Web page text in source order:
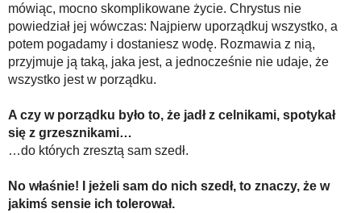
mówiąc, mocno skomplikowane życie. Chrystus nie
powiedział jej wówczas: Najpierw uporządkuj wszystko, a
potem pogadamy i dostaniesz wodę. Rozmawia z nią,
przyjmuje ją taką, jaka jest, a jednocześnie nie udaje, że
wszystko jest w porządku.
A czy w porządku było to, że jadł z celnikami, spotykał
się z grzesznikami…
…do których zresztą sam szedł.
No właśnie! I jeżeli sam do nich szedł, to znaczy, że w
jakimś sensie ich tolerował.